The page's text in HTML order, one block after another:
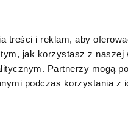
treści i reklam, aby
jak korzystasz z naszej
Partnerzy mogą
podczas korzystania z
reCAPTCHA a platí zdeZásady ochrany